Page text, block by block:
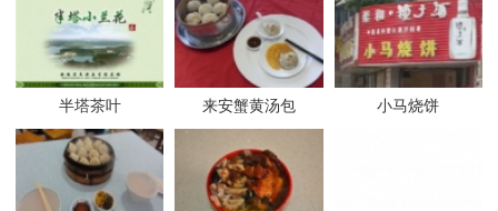
半塔茶叶 来安蟹黄汤包 小马烧饼